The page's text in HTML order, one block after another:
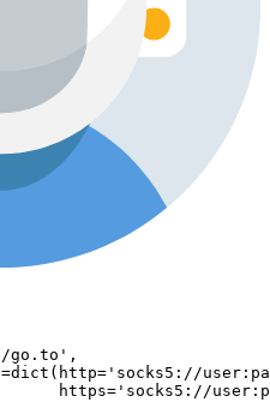
go.to',
https='socks5://